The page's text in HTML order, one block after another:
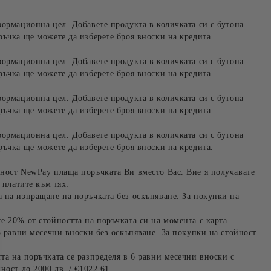
цел. Добавете продукта в количката си с бутона
ще можете да изберете броя вноски на кредита.
цел. Добавете продукта в количката си с бутона
ще можете да изберете броя вноски на кредита.
цел. Добавете продукта в количката си с бутона
ще можете да изберете броя вноски на кредита.
цел. Добавете продукта в количката си с бутона
ще можете да изберете броя вноски на кредита.
NewPay плаща поръчката Ви вместо Вас. Вие я получавате
към тях:
изпращане на поръчката без оскъпяване. За покупки на
20% от стойността на поръчката си на момента с карта.
равни месечни вноски без оскъпяване. За покупки на стойност
на поръчката се разпределя в 6 равни месечни вноски с
до 2000 лв. / €1022.61